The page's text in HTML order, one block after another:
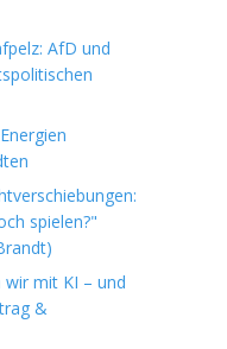
AfD und
spielen?"
wir mit KI – und
&